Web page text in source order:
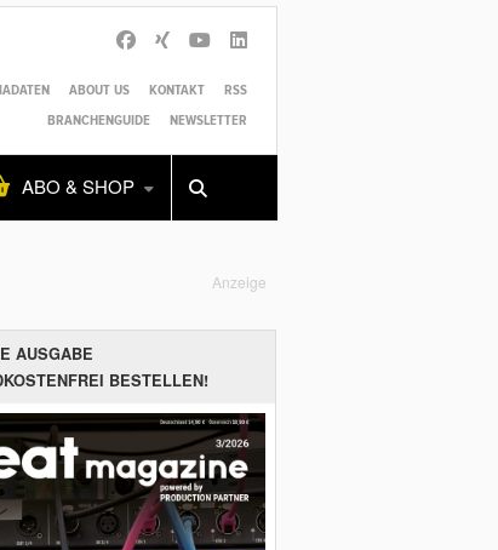
ABOUT US KONTAKT
RSS
BRANCHENGUIDE
NEWSLETTER
ABO & SHOP
Shop SUCHEN
Anzeige
AUSGABE
BESTELLEN!